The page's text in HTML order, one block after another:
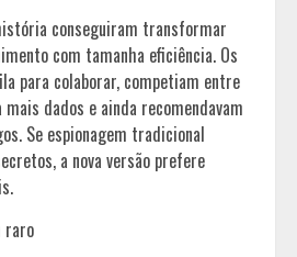
conseguiram transformar
com tamanha eficiência. Os
para colaborar, competiam entre
dados e ainda recomendavam
Se espionagem tradicional
a nova versão prefere
raro